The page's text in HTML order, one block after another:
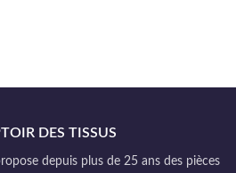
DES TISSUS
depuis plus de 25 ans des pièces